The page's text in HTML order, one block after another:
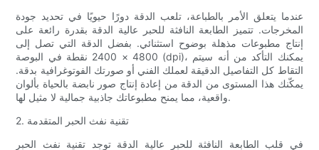
عندما يتعلق الأمر بالطباعة، تلعب الدقة دورًا حيويًا في تحديد جودة
المخرجات. تتميز الطابعة النافثة للحبر عالية الدقة بقدرة رائعة على
إنتاج مطبوعات مذهلة بوضوح استثنائي. بفضل الدقة التي تصل إلى
4800 × 2400 نقطة في البوصة (dpi)، يمكنك التأكد من أنه سيتم
التقاط كل التفاصيل الدقيقة لعملك الفني أو صورتك الفوتوغرافية بدقة.
يمكّنك هذا المستوى من الدقة من إعادة إنتاج صور نابضة بالحياة بألوان
واقعية، مما يمنح مطبوعاتك جاذبية جمالية لا مثيل لها.
2. تقنية نفث الحبر المتقدمة
في قلب الطابعة النافثة للحبر عالية الدقة توجد تقنية نفث الحبر